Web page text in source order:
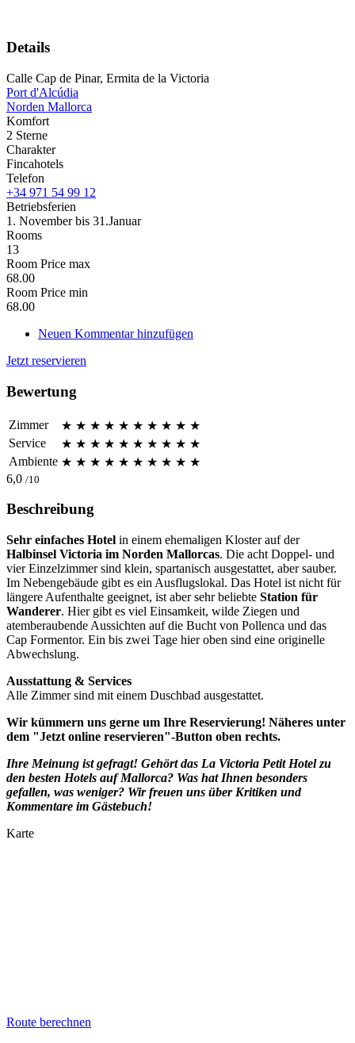
Details
Calle Cap de Pinar, Ermita de la Victoria
Port d'Alcúdia
Norden Mallorca
Komfort
2 Sterne
Charakter
Fincahotels
Telefon
+34 971 54 99 12
Betriebsferien
1. November bis 31.Januar
Rooms
13
Room Price max
68.00
Room Price min
68.00
Neuen Kommentar hinzufügen
Jetzt reservieren
Bewertung
Zimmer ★ ★ ★ ★ ★ ★ ★ ★ ★ ★
Service
★ ★ ★ ★ ★ ★ ★ ★ ★ ★
Ambiente ★ ★ ★ ★ ★ ★ ★ ★ ★ ★
6,0 /10
Beschreibung
Sehr einfaches Hotel in einem ehemaligen Kloster auf der
Halbinsel Victoria im Norden Mallorcas. Die acht Doppel- und
vier Einzelzimmer sind klein, spartanisch ausgestattet, aber sauber.
Im Nebengebäude gibt es ein Ausflugslokal. Das Hotel ist nicht für
längere Aufenthalte geeignet, ist aber sehr beliebte Station für
Wanderer. Hier gibt es viel Einsamkeit, wilde Ziegen und
atemberaubende Aussichten auf die Bucht von Pollenca und das
Cap Formentor. Ein bis zwei Tage hier oben sind eine originelle
Abwechslung.
Ausstattung & Services
Alle Zimmer sind mit einem Duschbad ausgestattet.
Wir kümmern uns gerne um Ihre Reservierung! Näheres unter
dem "Jetzt online reservieren"-Button oben rechts.
Ihre Meinung ist gefragt! Gehört das La Victoria Petit Hotel zu
den besten Hotels auf Mallorca? Was hat Ihnen besonders
gefallen, was weniger? Wir freuen uns über Kritiken und
Kommentare im Gästebuch!
Karte
Route berechnen